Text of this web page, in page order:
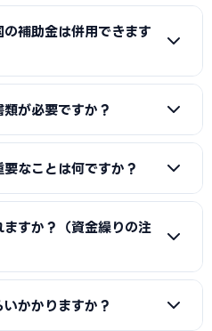
自の補助金・助成金が活用で
知市独自の補助金制度」「国
をご覧ください。
数万円）＋成功報酬（採択額
多く、完全成功報酬型の事務所
ず確認しましょう。当サイト
な専門家を無料でご紹介して
補助金は併用できます
きませんが、対象経費を「設備
異なる経費項目について両方
。経費按分の計画は事前に専門
が必要ですか？
積書、決算書（直近2期分）、
化計画の認定等）も求められ
類整備と不備チェックを代行
ます。
なことは何ですか？
れなく満たすこと、②課題・解
で示すこと、③事業の革新性と
り込んだ計画書ほど高く評価
込みを専門的に支援します。
すか？（資金繰りの注
算払い）」です。採択後にいっ
かかりますか？